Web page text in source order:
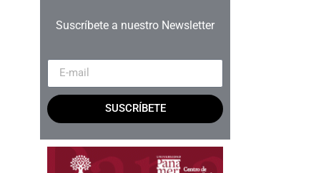
Suscríbete a nuestro Newsletter
SUSCRÍBETE